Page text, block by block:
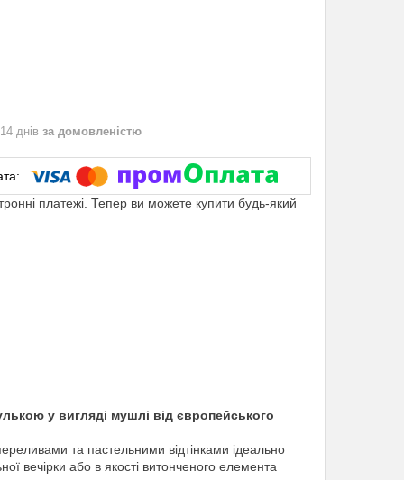
днів за домовленістю
платежі. Тепер ви можете купити будь-який
у вигляді мушлі від європейського
та пастельними відтінками ідеально
вечірки або в якості витонченого елемента